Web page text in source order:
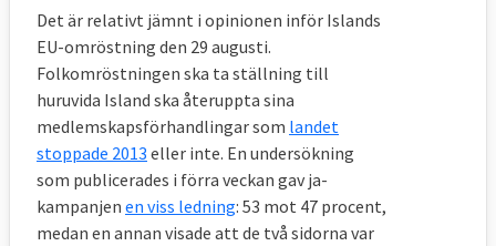
Det är relativt jämnt i opinionen inför Islands
EU-omröstning den 29 augusti.
Folkomröstningen ska ta ställning till
huruvida Island ska återuppta sina
medlemskapsförhandlingar som landet
stoppade 2013 eller inte. En undersökning
som publicerades i förra veckan gav ja-
kampanjen en viss ledning: 53 mot 47 procent,
medan en annan visade att de två sidorna var